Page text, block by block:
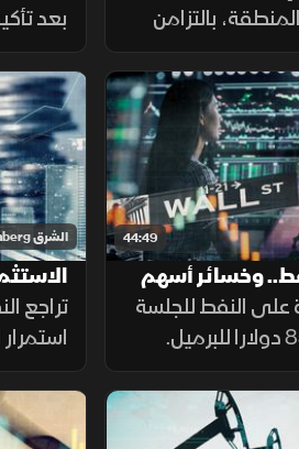
بالتزامن
يترقب
استعادت
السابقة.
بعد
عن
44:49
وخسائر أسهم
لـ"وول ستريت"
على النفط للجلسة
الثالثة، وبرنت يتداول قرب 85 دولارا للبرميل.
في آسيا تمتد
للمؤشرات
الشرق Bloomberg
النفط
دعم
المباشر 6% خلال 2025